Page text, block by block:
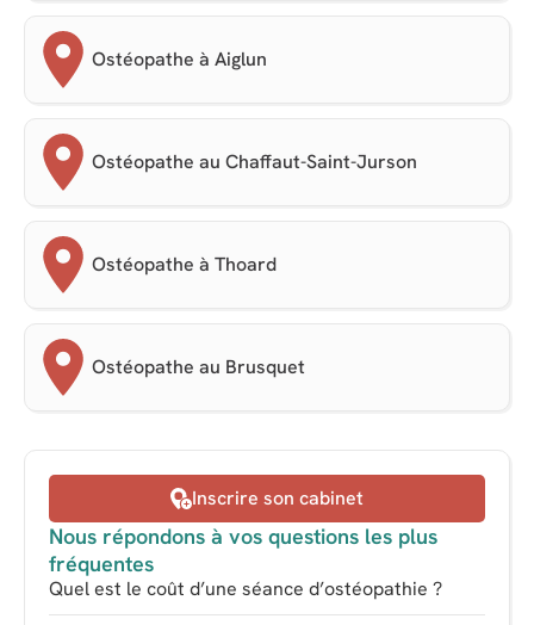
Ostéopathe à Aiglun
Ostéopathe au Chaffaut-Saint-Jurson
Ostéopathe à Thoard
Ostéopathe au Brusquet
Inscrire son cabinet
Nous répondons à vos questions les plus
fréquentes
Quel est le coût d’une séance d’ostéopathie ?